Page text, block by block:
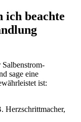
beachte​
sage eine
ist:
Herzschrittmacher,